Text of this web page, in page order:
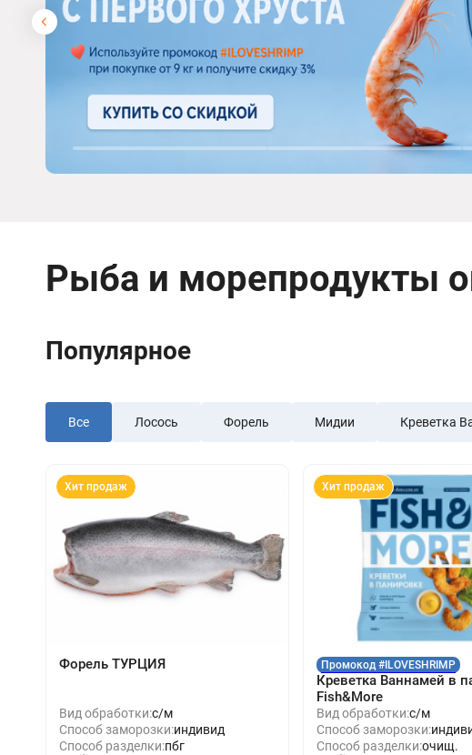
Рыба и морепродукты
Популярное
Все Лосось Форель Мидии Креветка
Хит продаж
Форель ТУРЦИЯ
Вид обработки:с/м
Способ заморозки:индивид
Способ разделки:пбг
Хит продаж
Промокод #ILOVESHRIMP
Креветка Ваннамей в
Fish&More
Вид обработки:с/м
Способ заморозки:
Способ разделки:очищ.